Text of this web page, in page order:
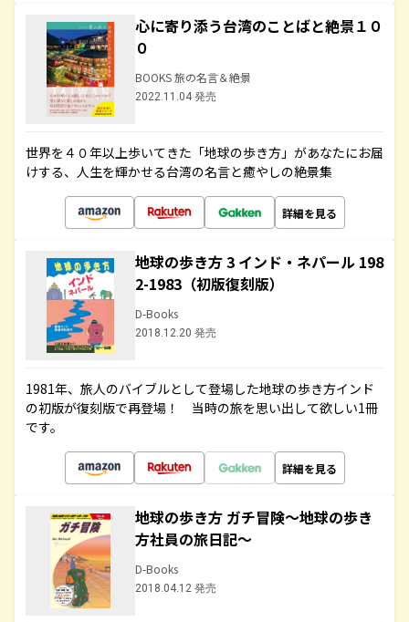
心に寄り添う台湾のことばと絶景１０
０
BOOKS 旅の名言＆絶景
2022.11.04 発売
世界を４０年以上歩いてきた「地球の歩き方」があなたにお届
けする、人生を輝かせる台湾の名言と癒やしの絶景集
詳細を見る
地球の歩き方 3 インド・ネパール 198
2-1983（初版復刻版）
D-Books
2018.12.20 発売
1981年、旅人のバイブルとして登場した地球の歩き方インド
の初版が復刻版で再登場！ 当時の旅を思い出して欲しい1冊
です。
詳細を見る
地球の歩き方 ガチ冒険～地球の歩き
方社員の旅日記～
D-Books
2018.04.12 発売